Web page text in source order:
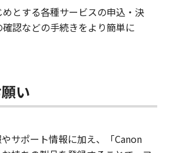
とする各種サービスの申込・決
認などの手続きをより簡単に
い
サポート情報に加え、「Canon